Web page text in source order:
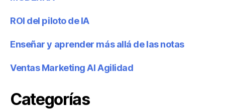
ROI del piloto de IA
Enseñar y aprender más allá de las notas
Ventas Marketing AI Agilidad
Categorías